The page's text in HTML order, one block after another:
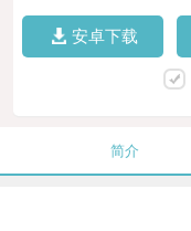
安卓下载
简介